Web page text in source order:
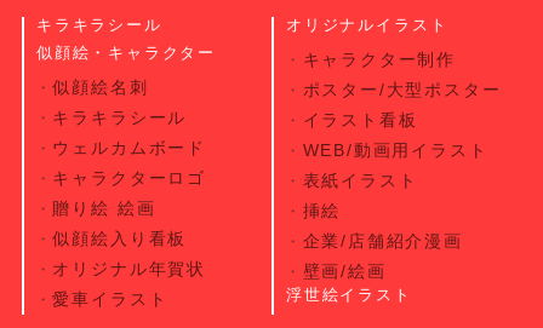
キラキラシール
似顔絵・キャラクター
似顔絵名刺
キラキラシール
ウェルカムボード
キャラクターロゴ
贈り絵 絵画
似顔絵入り看板
オリジナル年賀状
愛車イラスト
オリジナルイラスト
キャラクター制作
ポスター/大型ポスター
イラスト看板
WEB/動画用イラスト
表紙イラスト
挿絵
企業/店舗紹介漫画
壁画/絵画
浮世絵イラスト